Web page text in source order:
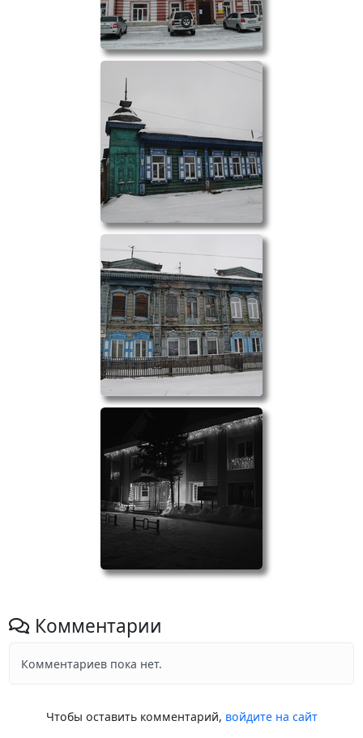
Комментарии
Комментариев пока нет.
Чтобы оставить комментарий, войдите на сайт